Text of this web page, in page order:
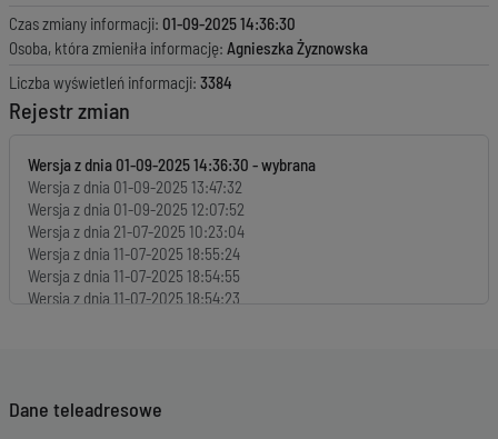
Czas zmiany informacji: 01-09-2025 14:36:30
Osoba, która zmieniła informację: Agnieszka Żyznowska
Liczba wyświetleń informacji: 3384
Rejestr zmian
Wersja z dnia 01-09-2025 14:36:30
Wersja z dnia 01-09-2025 13:47:32
Wersja z dnia 01-09-2025 12:07:52
Wersja z dnia 21-07-2025 10:23:04
Wersja z dnia 11-07-2025 18:55:24
Wersja z dnia 11-07-2025 18:54:55
Wersja z dnia 11-07-2025 18:54:23
Wersja z dnia13-06-2025 14:18:44
Dane teleadresowe